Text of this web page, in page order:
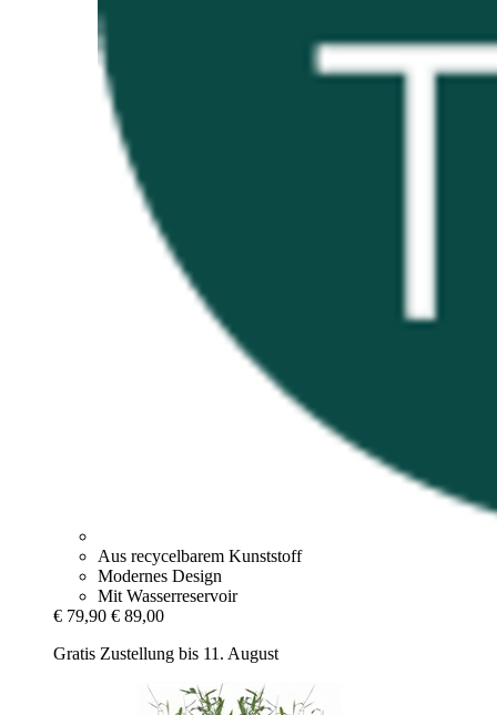
Aus recycelbarem Kunststoff
Modernes Design
Mit Wasserreservoir
€ 79,90 € 89,00
Gratis Zustellung bis 11. August